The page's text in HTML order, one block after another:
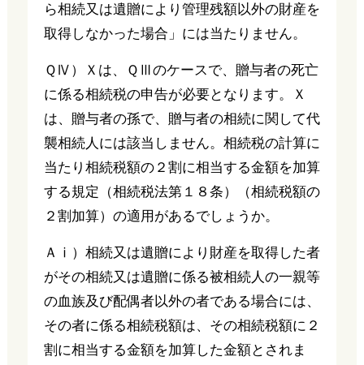
ら相続又は遺贈により管理残額以外の財産を
取得しなかった場合」には当たりません。
ＱⅣ）Ｘは、ＱⅢのケースで、贈与者の死亡
に係る相続税の申告が必要となります。Ｘ
は、贈与者の孫で、贈与者の相続に関して代
襲相続人には該当しません。相続税の計算に
当たり相続税額の２割に相当する金額を加算
する規定（相続税法第１８条）（相続税額の
２割加算）の適用があるでしょうか。
Ａⅰ）相続又は遺贈により財産を取得した者
がその相続又は遺贈に係る被相続人の一親等
の血族及び配偶者以外の者である場合には、
その者に係る相続税額は、その相続税額に２
割に相当する金額を加算した金額とされま